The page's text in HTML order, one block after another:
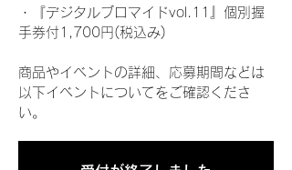
・『デジタルブロマイドvol.11』個別握
手券付1,700円(税込み)
商品やイベントの詳細、応募期間などは
以下イベントについてをご確認くださ
い。